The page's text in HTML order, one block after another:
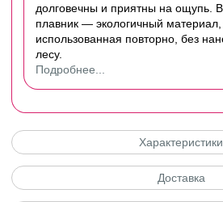
долговечны и приятны на ощупь.
плавник — экологичный материал,
использованная повторно, без
лесу.
Подробнее...
Характеристики
Доставка